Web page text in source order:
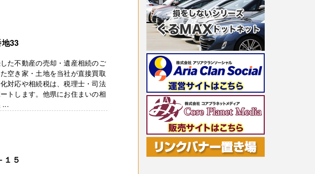
33
た不動産の売却・遺産相続のご
空き家・土地を当社が直接買取
対応や相続税は、税理士・司法
トします。他県にお住まいの相
...
１５